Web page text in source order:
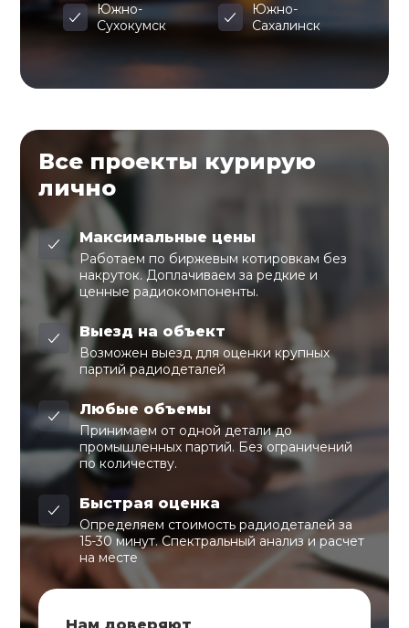
Южно-
Сухокумск
Южно-
Сахалинск
Все проекты курирую
лично
Максимальные цены
Работаем по биржевым котировкам без
накруток. Доплачиваем за редкие и
ценные радиокомпоненты.
Выезд на объект
Возможен выезд для оценки крупных
партий радиодеталей
Любые объемы
Принимаем от одной детали до
промышленных партий. Без ограничений
по количеству.
Быстрая оценка
Определяем стоимость радиодеталей за
15-30 минут. Спектральный анализ и расчет
на месте